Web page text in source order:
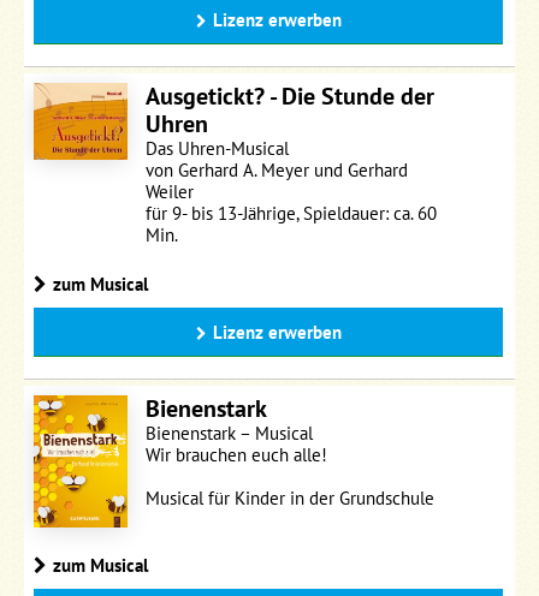
Lizenz erwerben
Ausgetickt? - Die Stunde der
Uhren
Das Uhren-Musical
von Gerhard A. Meyer und Gerhard
Weiler
für 9- bis 13-Jährige, Spieldauer: ca. 60
Min.
zum Musical
Lizenz erwerben
Bienenstark
Bienenstark – Musical
Wir brauchen euch alle!
Musical für Kinder in der Grundschule
zum Musical